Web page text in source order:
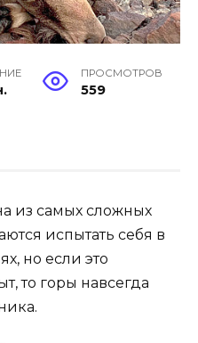
ПРОСМОТРОВ
559
из самых сложных
испытать себя в
но если это
то горы навсегда